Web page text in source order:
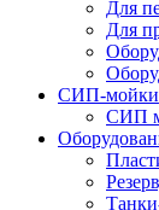
Для
Для
СИП-мойки
СИП